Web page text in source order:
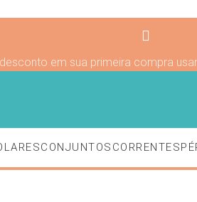
em sua primeira compra
CONJUNTOS CORRENTES